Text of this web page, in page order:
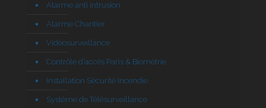
Alarme anti intrusion
Alarme Chantier
Vidéosurveillance
Contrôle d’accès Paris & Biométrie
Installation Sécurité Incendie
Système de Télésurveillance